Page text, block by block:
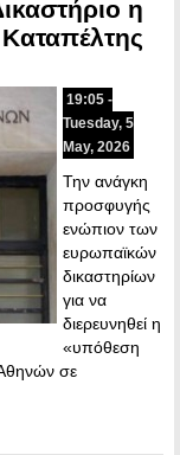
η
19:05 -
Tuesday, 5
May, 2026
Την ανάγκη
προσφυγής
ενώπιον των
ευρωπαϊκών
δικαστηρίων
για να
διερευνηθεί η
«υπόθεση
σε